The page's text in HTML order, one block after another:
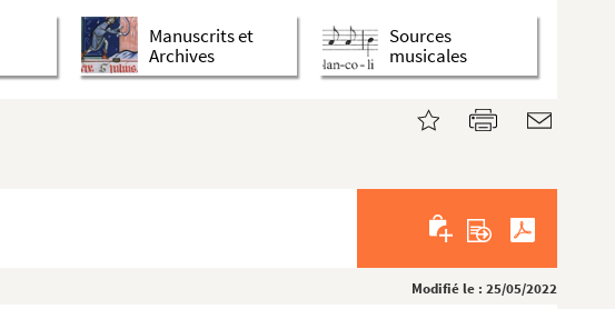
Manuscrits et
Archives
Sources
musicales
Modifié le : 25/05/2022